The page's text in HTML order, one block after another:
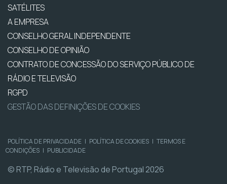
SATÉLITES
A EMPRESA
CONSELHO GERAL INDEPENDENTE
CONSELHO DE OPINIÃO
CONTRATO DE CONCESSÃO DO SERVIÇO PÚBLICO DE
RÁDIO E TELEVISÃO
RGPD
GESTÃO DAS DEFINIÇÕES DE COOKIES
POLÍTICA DE PRIVACIDADE | POLÍTICA DE COOKIES | TERMOS E
CONDIÇÕES | PUBLICIDADE
© RTP, Rádio e Televisão de Portugal 2026